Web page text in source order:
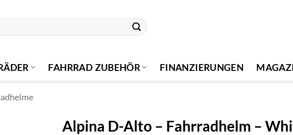
FAHRRAD ZUBEHÖR FINANZIERUNGEN
Alpina D-Alto – Fahrradhelm –